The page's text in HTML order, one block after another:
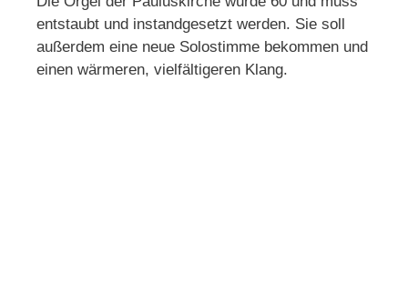
entstaubt und instandgesetzt werden. Sie soll
außerdem eine neue Solostimme bekommen und
einen wärmeren, vielfältigeren Klang.